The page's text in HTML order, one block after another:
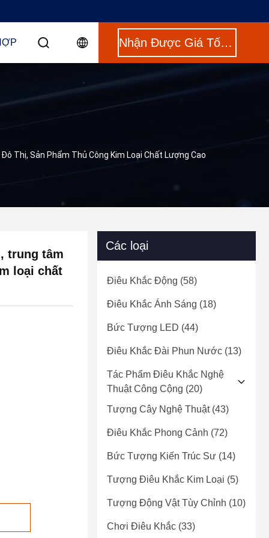
Nhận Được Giá Tốt Nhất
Thị, Sản Phẩm Thủ Công Kim Loại Chất Lượng Cao
trung tâm
loại chất
Các loại
Điêu Khắc Động (58)
Điêu Khắc Ánh Sáng (18)
Bức Tượng LED (44)
Điêu Khắc Đài Phun Nước (13)
Tác Phẩm Điêu Khắc Nghệ
Thuật Công Cộng (20)
Tượng Cây Nghệ Thuật(43)
Điêu Khắc Phong Cảnh (72)
Bức Tượng Kiến Trúc Sư (14)
Tượng Điêu Khắc Kim Loại (5)
Tượng Động Vật Tùy Chỉnh (10)
Chơi Điêu Khắc (33)